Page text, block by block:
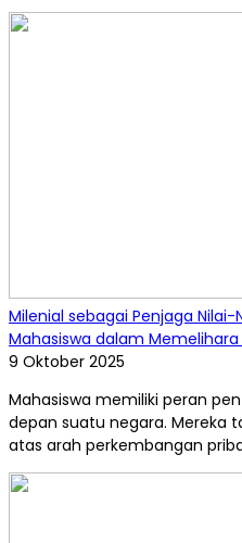
Milenial sebagai Penjaga
Mahasiswa dalam
9 Oktober 2025
Mahasiswa memiliki peran
depan suatu negara. Mereka
atas arah perkembangan